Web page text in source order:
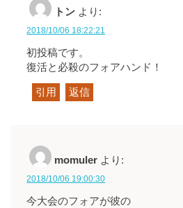
トン より:
2018/10/06 18:22:21
初投稿です。
復活と必殺のフォアハンド！
引用 返信
momuler より:
2018/10/06 19:00:30
今大会のフォアが彼の